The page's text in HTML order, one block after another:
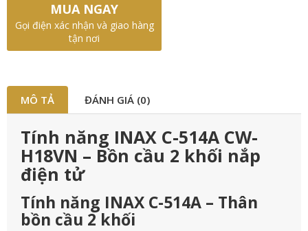
MUA NGAY
Gọi điện xác nhận và giao hàng
tận nơi
MÔ TẢ ĐÁNH GIÁ (0)
Tính năng INAX C-514A CW-
H18VN – Bồn cầu 2 khối nắp
điện tử
Tính năng INAX C-514A – Thân
bồn cầu 2 khối